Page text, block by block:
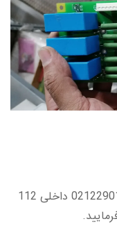
برای اطلاعات بیشتر با شماره تلفن : 02122901371 داخلی 112